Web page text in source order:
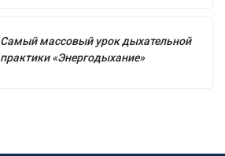
Самый массовый урок дыхательной
практики «Энергодыхание»